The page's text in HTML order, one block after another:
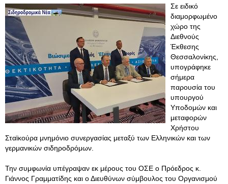
Σε ειδικό
διαμορφωμένο
χώρο της
Διεθνούς
Έκθεσης
Θεσσαλονίκης,
υπογράφηκε
σήμερα
παρουσία του
υπουργού
Υποδομών και
μεταφορών
Χρήστου
Σταϊκούρα μνημόνιο συνεργασίας μεταξύ των Ελληνικών και των
γερμανικών σιδηροδρόμων.
Την συμφωνία υπέγραψαν εκ μέρους του ΟΣΕ ο Πρόεδρος κ.
Γιάννος Γραμματίδης και ο Διευθύνων σύμβουλος του Οργανισμού